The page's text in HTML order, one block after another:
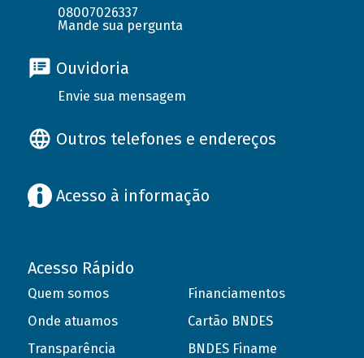
08007026337
Mande sua pergunta
Ouvidoria
Envie sua mensagem
Outros telefones e endereços
Acesso à informação
Acesso Rápido
Quem somos
Onde atuamos
Transparência
Financiamentos
Cartão BNDES
BNDES Finame